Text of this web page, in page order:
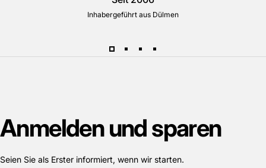
Inhabergeführt aus Dülmen
Anmeldenundsparen
Seien Sie als Erster informiert, wenn wir starten.